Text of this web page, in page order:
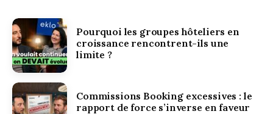
Pourquoi les groupes hôteliers en
croissance rencontrent-ils une
limite ?
Commissions Booking excessives : le
rapport de force s’inverse en faveur